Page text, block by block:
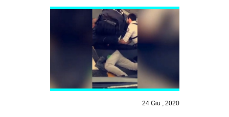
ABOUT
AREA
DEGENERAZIONE
GAZA FREESTYLE
CSOA LAMBRETTA
24 Giu , 2020